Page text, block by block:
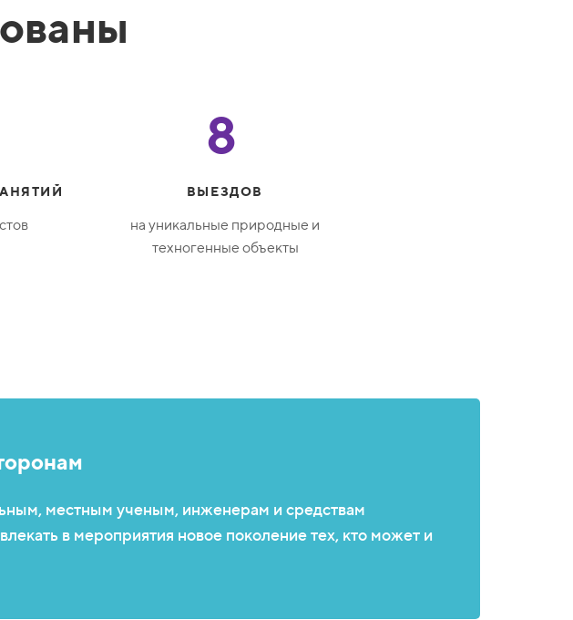
8
ВЫЕЗДОВ
на уникальные природные и
техногенные объекты
местным ученым, инженерам и средствам
в мероприятия новое поколение тех, кто может и